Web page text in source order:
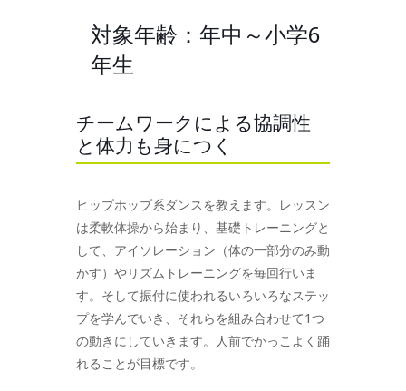
対象年齢：年中～小学6
年生
チームワークによる協調性
と体力も身につく
ヒップホップ系ダンスを教えます。レッスン
は柔軟体操から始まり、基礎トレーニングと
して、アイソレーション（体の一部分のみ動
かす）やリズムトレーニングを毎回行いま
す。そして振付に使われるいろいろなステッ
プを学んでいき、それらを組み合わせて1つ
の動きにしていきます。人前でかっこよく踊
れることが目標です。